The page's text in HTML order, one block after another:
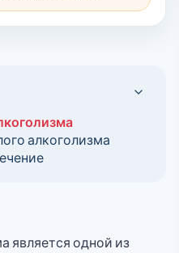
алкоголизма
является одной из